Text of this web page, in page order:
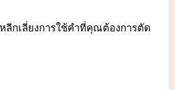
ลีกเลี่ยงการใช้คำที่คุณต้องการตัด